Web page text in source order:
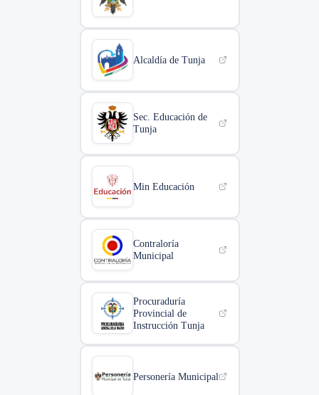
Alcaldía de Tunja
Sec. Educación de
Tunja
Min Educación
Contraloría
Municipal
Procuraduría
Provincial de
Instrucción Tunja
Personería Municipal